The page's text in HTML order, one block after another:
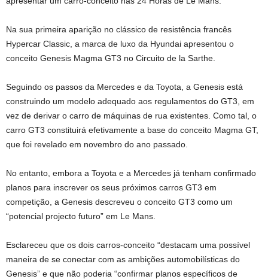
Na sua primeira aparição no clássico de resistência francês
Hypercar Classic, a marca de luxo da Hyundai apresentou o
conceito Genesis Magma GT3 no Circuito de la Sarthe.
Seguindo os passos da Mercedes e da Toyota, a Genesis está
construindo um modelo adequado aos regulamentos do GT3, em
vez de derivar o carro de máquinas de rua existentes. Como tal, o
carro GT3 constituirá efetivamente a base do conceito Magma GT,
que foi revelado em novembro do ano passado.
No entanto, embora a Toyota e a Mercedes já tenham confirmado
planos para inscrever os seus próximos carros GT3 em
competição, a Genesis descreveu o conceito GT3 como um
“potencial projecto futuro” em Le Mans.
Esclareceu que os dois carros-conceito “destacam uma possível
maneira de se conectar com as ambições automobilísticas do
Genesis” e que não poderia “confirmar planos específicos de